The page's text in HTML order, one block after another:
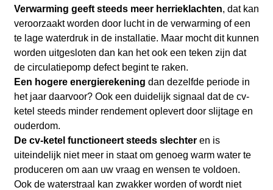
Verwarming geeft steeds meer herrieklachten, dat kan
veroorzaakt worden door lucht in de verwarming of een
te lage waterdruk in de installatie. Maar mocht dit kunnen
worden uitgesloten dan kan het ook een teken zijn dat
de circulatiepomp defect begint te raken.
Een hogere energierekening dan dezelfde periode in
het jaar daarvoor? Ook een duidelijk signaal dat de cv-
ketel steeds minder rendement oplevert door slijtage en
ouderdom.
De cv-ketel functioneert steeds slechteren is
uiteindelijk niet meer in staat om genoeg warm water te
produceren om aan uw vraag en wensen te voldoen.
Ook de waterstraal kan zwakker worden of wordt niet